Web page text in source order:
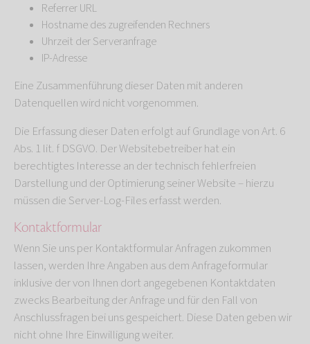
Referrer URL
Hostname des zugreifenden Rechners
Uhrzeit der Serveranfrage
IP-Adresse
Eine Zusammenführung dieser Daten mit anderen
Datenquellen wird nicht vorgenommen.
Die Erfassung dieser Daten erfolgt auf Grundlage von Art. 6
Abs. 1 lit. f DSGVO. Der Websitebetreiber hat ein
berechtigtes Interesse an der technisch fehlerfreien
Darstellung und der Optimierung seiner Website – hierzu
müssen die Server-Log-Files erfasst werden.
Kontaktformular
Wenn Sie uns per Kontaktformular Anfragen zukommen
lassen, werden Ihre Angaben aus dem Anfrageformular
inklusive der von Ihnen dort angegebenen Kontaktdaten
zwecks Bearbeitung der Anfrage und für den Fall von
Anschlussfragen bei uns gespeichert. Diese Daten geben wir
nicht ohne Ihre Einwilligung weiter.